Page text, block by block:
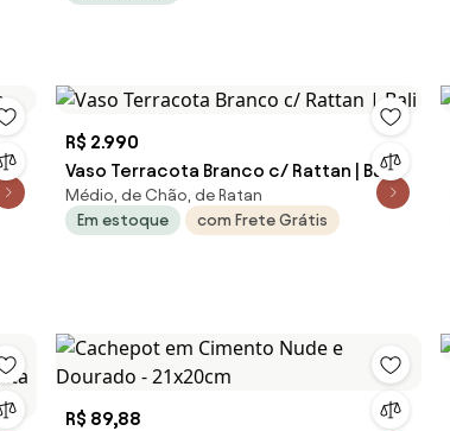
R$ 2.990
Vaso Terracota Branco c/ Rattan | Bali
Médio, de Chão, de Ratan
Em estoque
com Frete Grátis
R$ 89,88